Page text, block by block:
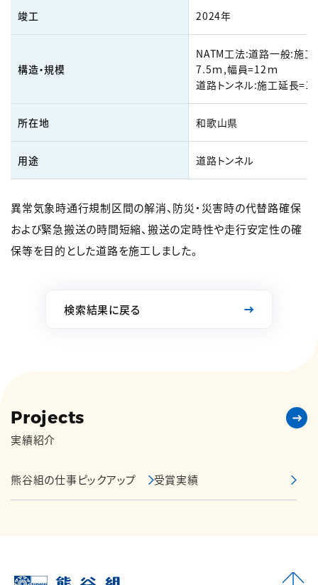
竣工 2024年
構造・規模
NATM工法:道路一般:施
7.5ｍ,幅員=12ｍ
道路トンネル:施工延長
所在地 和歌山県
用途 道路トンネル
異常気象時通行規制区間の解消、防災・災害時の代替路確保
および緊急搬送の時間短縮、搬送の定時性や走行安定性の確
保等を目的とした道路を施工しました。
検索結果に戻る
Projects
実績紹介
熊谷組の仕事ピックアップ 受賞実績